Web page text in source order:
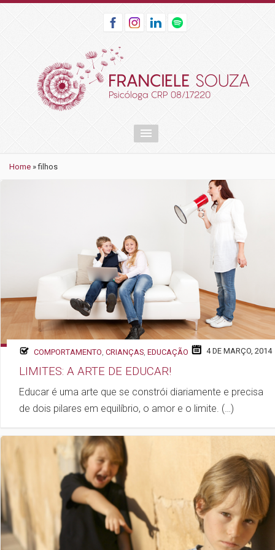
Home » filhos
COMPORTAMENTO, CRIANÇAS, EDUCAÇÃO 4 DE MARÇO, 2014
LIMITES: A ARTE DE EDUCAR!
Educar é uma arte que se constrói diariamente e precisa
de dois pilares em equilíbrio, o amor e o limite. (…)